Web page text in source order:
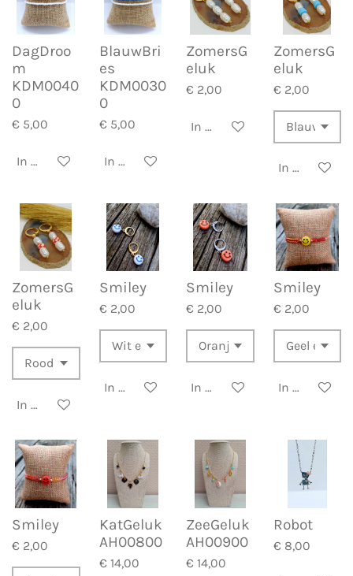
DagDroo
m
KDM0040
0
€ 5,00
In winkelwagen
BlauwBri
es
KDM0030
0
€ 5,00
In winkelwagen
ZomersG
eluk
€ 2,00
In winkelwagen
ZomersG
eluk
€ 2,00
In
ZomersG
eluk
€ 2,00
In winkelwagen
Smiley
€ 2,00
In winkelwagen
Smiley
€ 2,00
In winkelwagen
Smiley
€ 2,00
In
Smiley
€ 2,00
KatGeluk
AH00800
€ 14,00
ZeeGeluk
AH00900
€ 14,00
Robot
€ 8,00